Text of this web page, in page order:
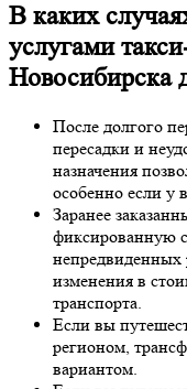
В каких
услугами
Новосибирска
После долгого
пересадки и
назначения
особенно если у
Заранее
фиксированную
непредвиденных
изменения в
транспорта.
Если вы
регионом,
вариантом.